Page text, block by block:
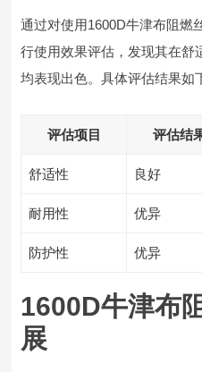
通过对使用1600D牛津布阻燃
行使用效果评估，发现其在舒
均表现出色。具体评估结果如
评估项目 评估结
舒适性 良好
耐用性 优异
防护性 优异
1600D牛津布
展